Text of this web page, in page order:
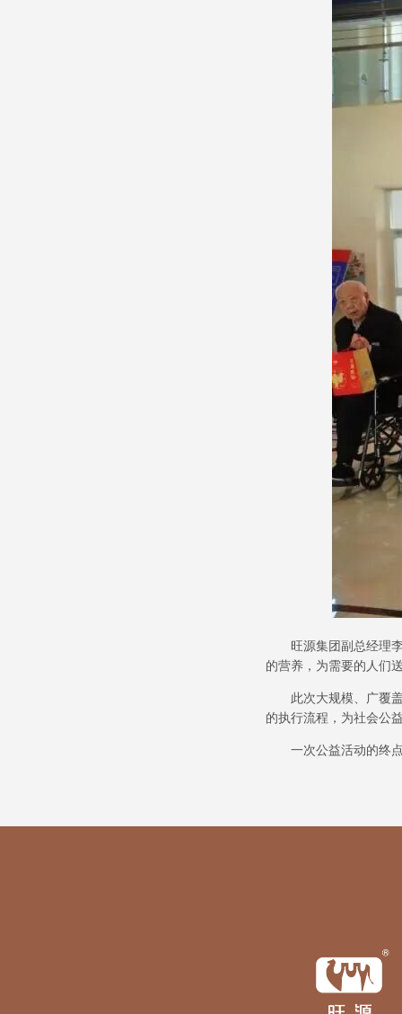
旺源集团副总经理
的营养，为需要的人们
此次大规模、广覆
的执行流程，为社会公
一次公益活动的终